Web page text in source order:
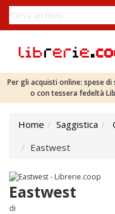
Per gli acquisti online: spese
o con tessera fedeltà
Home Saggistica
Eastwest
Eastwest
di